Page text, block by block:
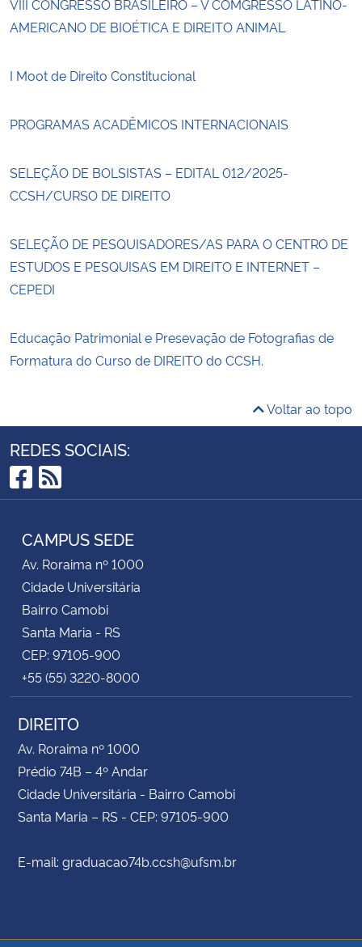
VIII CONGRESSO BRASILEIRO – V COMGRESSO LATINO-
AMERICANO DE BIOÉTICA E DIREITO ANIMAL
I Moot de Direito Constitucional
PROGRAMAS ACADÊMICOS INTERNACIONAIS
SELEÇÃO DE BOLSISTAS – EDITAL 012/2025-
CCSH/CURSO DE DIREITO
SELEÇÃO DE PESQUISADORES/AS PARA O CENTRO DE
ESTUDOS E PESQUISAS EM DIREITO E INTERNET –
CEPEDI
Educação Patrimonial e Presevação de Fotografias de
Formatura do Curso de DIREITO do CCSH.
Voltar ao topo
REDES SOCIAIS:
Facebook
RSS
CAMPUS SEDE
Av. Roraima nº 1000
Cidade Universitária
Bairro Camobi
Santa Maria - RS
CEP: 97105-900
+55 (55) 3220-8000
DIREITO
Av. Roraima nº 1000
Prédio 74B – 4º Andar
Cidade Universitária - Bairro Camobi
Santa Maria – RS - CEP: 97105-900
E-mail: graduacao74b.ccsh@ufsm.br